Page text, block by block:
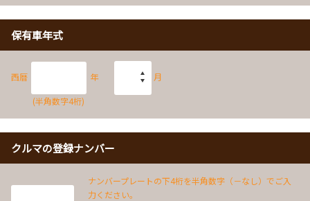
保有車年式
西暦 年
(半角数字4桁)
月
クルマの登録ナンバー
ナンバープレートの下4桁を半角数字（－なし）でご入
力ください。